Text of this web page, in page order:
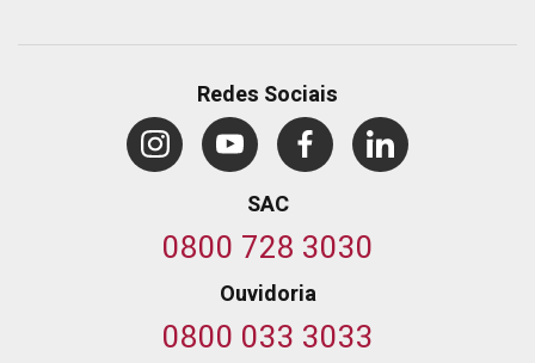
Redes Sociais
SAC
0800 728 3030
Ouvidoria
0800 033 3033